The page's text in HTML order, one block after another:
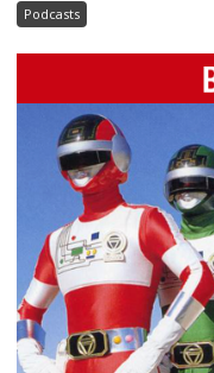
Podcasts